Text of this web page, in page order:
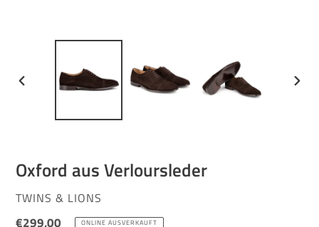
VORHERIGER
Oxford aus Verloursleder
VERKÄUFER
TWINS & LIONS
Normaler
€299,00 ONLINE AUSVERKAUFT